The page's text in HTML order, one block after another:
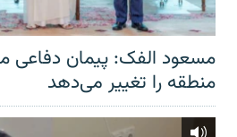
مسعود الفک: پیمان دفاعی
منطقه را تغییر می‌دهد